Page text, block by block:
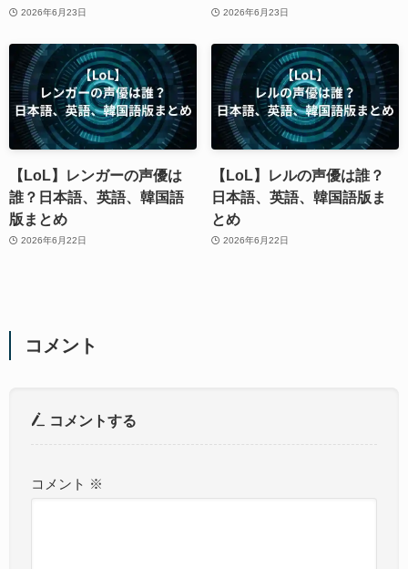
2026年6月23日 2026年6月23日
【LoL】レンガーの声優は
誰？日本語、英語、韓国語
版まとめ
2026年6月22日
【LoL】レルの声優は誰？
日本語、英語、韓国語版ま
とめ
2026年6月22日
コメント
コメントする
コメント ※